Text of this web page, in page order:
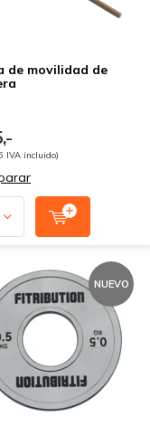
de movilidad de
IVA incluido)
NUEVO